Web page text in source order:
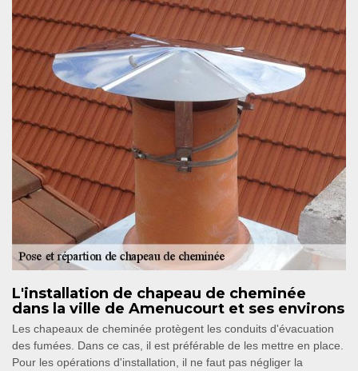
L'installation de chapeau de cheminée
dans la ville de Amenucourt et ses environs
Les chapeaux de cheminée protègent les conduits d'évacuation
des fumées. Dans ce cas, il est préférable de les mettre en place.
Pour les opérations d'installation, il ne faut pas négliger la